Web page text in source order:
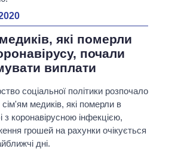
які померли
почали
виплати
соціальної політики розпочало
медиків, які померли в
з коронавірусною інфекцією,
грошей на рахунки очікується
дні.